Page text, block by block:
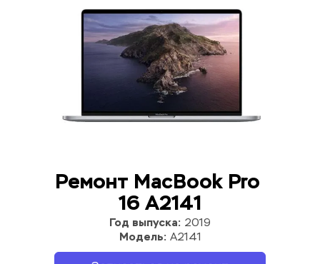
Ремонт MacBook Pro
16 A2141
Год выпуска: 2019
Модель: A2141